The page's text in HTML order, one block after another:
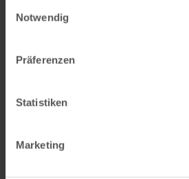
Notwendig
Präferenzen
Statistiken
Marketing
Das könnte Sie auch